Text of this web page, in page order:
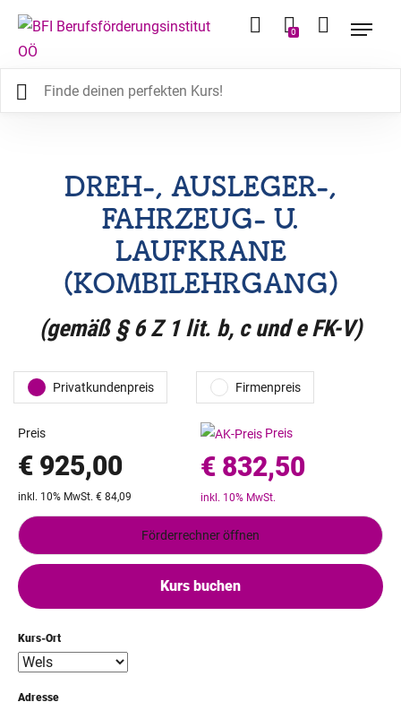
0
DREH-, AUSLEGER-,
FAHRZEUG- U.
LAUFKRANE
(KOMBILEHRGANG)
(gemäß § 6 Z 1 lit. b, c und e FK-V)
Kurs-Ort
Adresse
Privatkundenpreis Firmenpreis
Preis
€ 925,00
inkl. 10% MwSt. € 84,09
Preis
€ 832,50
inkl. 10% MwSt.
Förderrechner öffnen
Kurs buchen